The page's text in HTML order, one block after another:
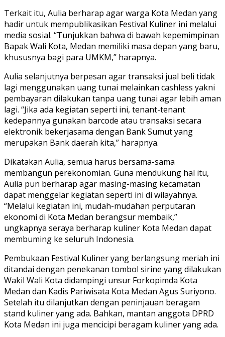
Terkait itu, Aulia berharap agar warga Kota Medan yang
hadir untuk mempublikasikan Festival Kuliner ini melalui
media sosial. “Tunjukkan bahwa di bawah kepemimpinan
Bapak Wali Kota, Medan memiliki masa depan yang baru,
khususnya bagi para UMKM,” harapnya.
Aulia selanjutnya berpesan agar transaksi jual beli tidak
lagi menggunakan uang tunai melainkan cashless yakni
pembayaran dilakukan tanpa uang tunai agar lebih aman
lagi. “Jika ada kegiatan seperti ini, tenant-tenant
kedepannya gunakan barcode atau transaksi secara
elektronik bekerjasama dengan Bank Sumut yang
merupakan Bank daerah kita,” harapnya.
Dikatakan Aulia, semua harus bersama-sama
membangun perekonomian. Guna mendukung hal itu,
Aulia pun berharap agar masing-masing kecamatan
dapat menggelar kegiatan seperti ini di wilayahnya.
“Melalui kegiatan ini, mudah-mudahan perputaran
ekonomi di Kota Medan berangsur membaik,”
ungkapnya seraya berharap kuliner Kota Medan dapat
membuming ke seluruh Indonesia.
Pembukaan Festival Kuliner yang berlangsung meriah ini
ditandai dengan penekanan tombol sirine yang dilakukan
Wakil Wali Kota didampingi unsur Forkopimda Kota
Medan dan Kadis Pariwisata Kota Medan Agus Suriyono.
Setelah itu dilanjutkan dengan peninjauan beragam
stand kuliner yang ada. Bahkan, mantan anggota DPRD
Kota Medan ini juga mencicipi beragam kuliner yang ada.